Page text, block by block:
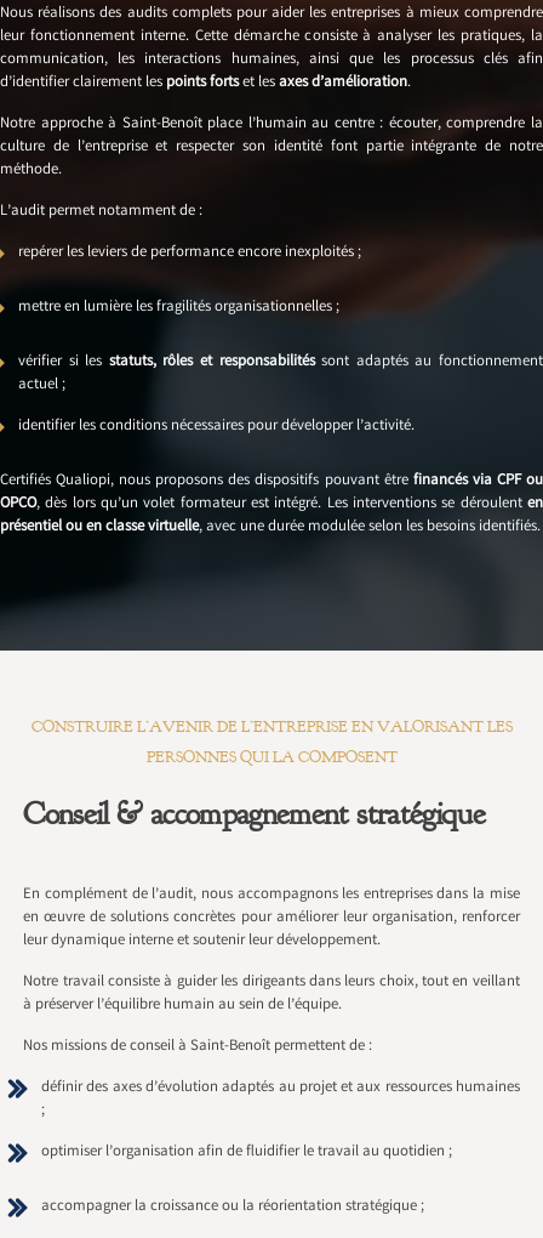
Nous réalisons des audits complets pour aider les entreprises à mieux comprendre
leur fonctionnement interne. Cette démarche consiste à analyser les pratiques, la
communication, les interactions humaines, ainsi que les processus clés afin
d’identifier clairement les points fortset lesaxes d’amélioration.
Notre approche à Saint-Benoît place l’humain au centre : écouter, comprendre la
culture de l’entreprise et respecter son identité font partie intégrante de notre
méthode.
L’audit permet notamment de :
repérer les leviers de performance encore inexploités ;
mettre en lumière les fragilités organisationnelles ;
vérifier si les statuts, rôles et responsabilitéssont adaptés au fonctionnement
actuel ;
identifier les conditions nécessaires pour développer l’activité.
Certifiés Qualiopi, nous proposons des dispositifs pouvant être financés via CPF ou
OPCO, dès lors qu’un volet formateur est intégré. Les interventions se déroulent en
présentiel ou en classe virtuelle, avec une durée modulée selon les besoins identifiés.
CONSTRUIRE L’AVENIR DE L’ENTREPRISE EN VALORISANT LES
PERSONNES QUI LA COMPOSENT
Conseil & accompagnement stratégique
En complément de l’audit, nous accompagnons les entreprises dans la mise
en œuvre de solutions concrètes pour améliorer leur organisation, renforcer
leur dynamique interne et soutenir leur développement.
Notre travail consiste à guider les dirigeants dans leurs choix, tout en veillant
à préserver l’équilibre humain au sein de l’équipe.
Nos missions de conseil à Saint-Benoît permettent de :
définir des axes d’évolution adaptés au projet et aux ressources humaines
;
optimiser l’organisation afin de fluidifier le travail au quotidien ;
accompagner la croissance ou la réorientation stratégique ;